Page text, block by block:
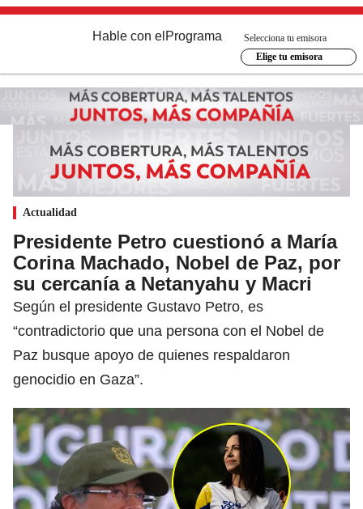
Hable con el Programa
Selecciona tu emisora
Elige tu emisora
Actualidad
Presidente Petro cuestionó a María
Corina Machado, Nobel de Paz, por
su cercanía a Netanyahu y Macri
Según el presidente Gustavo Petro, es
“contradictorio que una persona con el Nobel de
Paz busque apoyo de quienes respaldaron
genocidio en Gaza”.